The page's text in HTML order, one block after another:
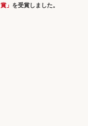
賞」 を受賞しました。